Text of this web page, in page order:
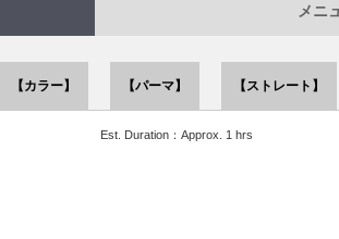
メニ
【カラー】 【パーマ】 【ストレート】
Est. Duration：Approx. 1 hrs